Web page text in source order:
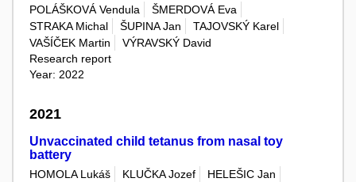
POLÁŠKOVÁ Vendula
ŠMERDOVÁ Eva
STRAKA Michal
ŠUPINA Jan
TAJOVSKÝ Karel
VAŠÍČEK Martin
VÝRAVSKÝ David
Research report
Year: 2022
2021
Unvaccinated child tetanus from nasal toy
battery
HOMOLA Lukáš KLUČKA Jozef
HELEŠIC Jan